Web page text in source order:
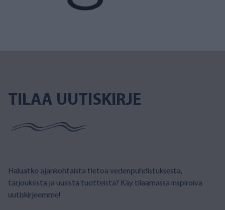
TILAA UUTISKIRJE
Haluatko ajankohtaista tietoa vedenpuhdistuksesta,
tarjouksista ja uusista tuotteista? Käy tilaamassa inspiroiva
uutiskirjeemme!